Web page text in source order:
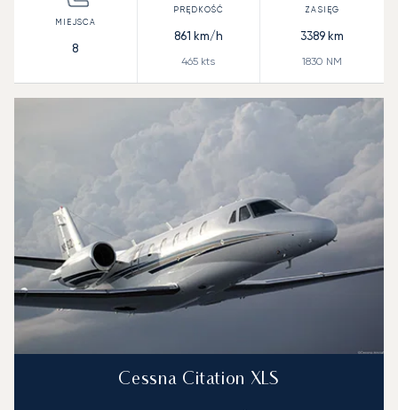
8
861 km/h
465 kts
3389 km
1830 NM
Cessna Citation XLS